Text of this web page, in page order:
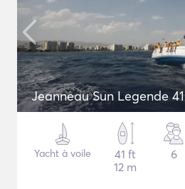
Jeanneau Sun Legende 41
Yacht à voile
41 ft
12 m
6